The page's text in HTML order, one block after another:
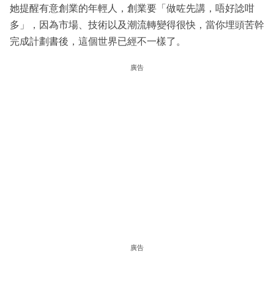
她提醒有意創業的年輕人，創業要「做咗先講，唔好諗咁
多」，因為市場、技術以及潮流轉變得很快，當你埋頭苦幹
完成計劃書後，這個世界已經不一樣了。
廣告
廣告